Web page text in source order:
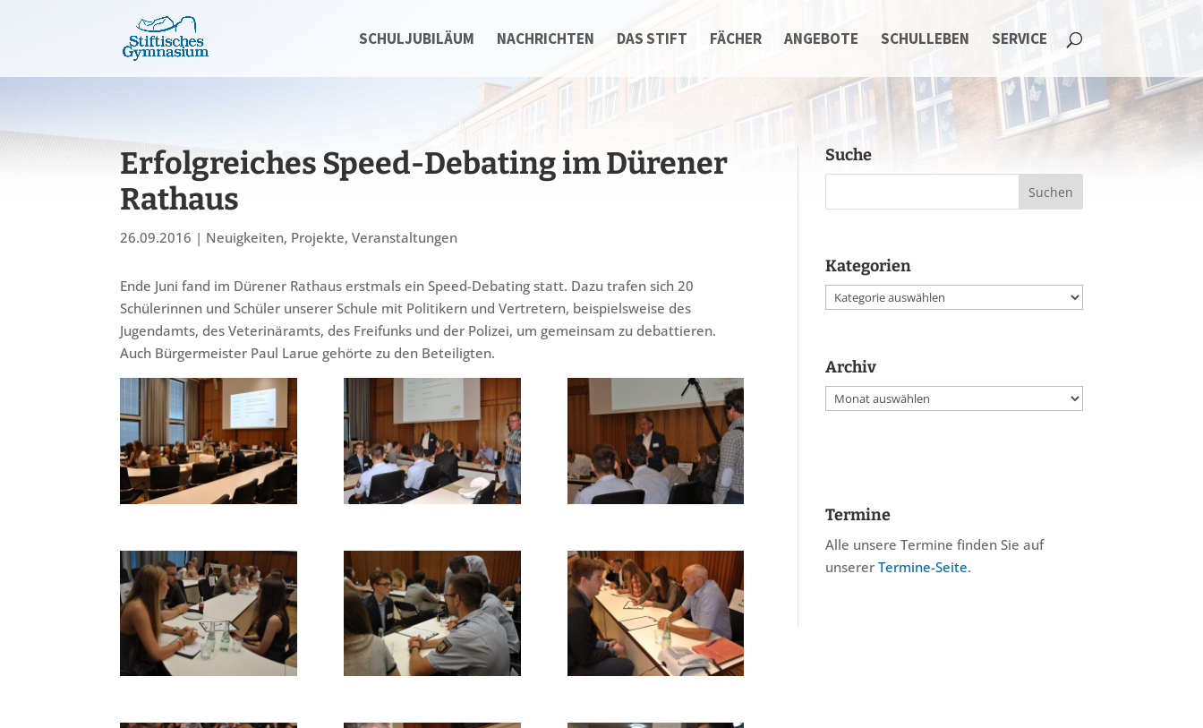
SCHULJUBILÄUM NACHRICHTEN DAS STIFT FÄCHER ANGEBOTE SCHULLEBEN SERVICE
Erfolgreiches Speed-Debating im Dürener
Rathaus
26.09.2016 | Neuigkeiten, Projekte,Veranstaltungen
Ende Juni fand im Dürener Rathaus erstmals ein Speed-Debating statt. Dazu trafen sich 20
Schülerinnen und Schüler unserer Schule mit Politikern und Vertretern, beispielsweise des
Jugendamts, des Veterinäramts, des Freifunks und der Polizei, um gemeinsam zu debattieren.
Auch Bürgermeister Paul Larue gehörte zu den Beteiligten.
Suche
Kategorien
Kategorien
Archiv
Archiv
Termine
Alle unsere Termine finden Sie auf
unserer Termine-Seite.